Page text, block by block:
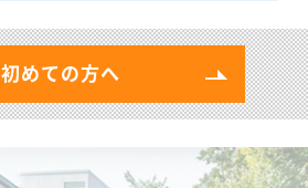
初めての方へ